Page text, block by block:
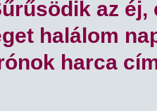
az éj,
halálom
harca